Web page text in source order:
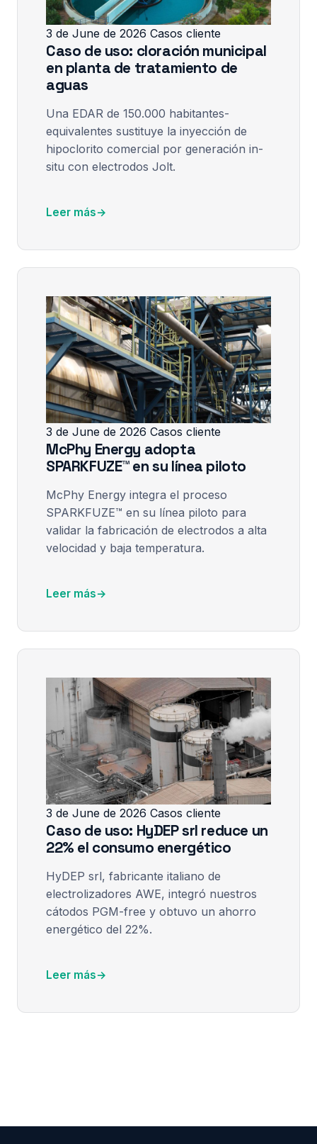
3 de June de 2026 Casos cliente
Caso de uso: cloración municipal
en planta de tratamiento de
aguas
Una EDAR de 150.000 habitantes-
equivalentes sustituye la inyección de
hipoclorito comercial por generación in-
situ con electrodos Jolt.
Leer más→
3 de June de 2026 Casos cliente
McPhy Energy adopta
SPARKFUZE™ en su línea piloto
McPhy Energy integra el proceso
SPARKFUZE™ en su línea piloto para
validar la fabricación de electrodos a alta
velocidad y baja temperatura.
Leer más→
3 de June de 2026 Casos cliente
Caso de uso: HyDEP srl reduce un
22% el consumo energético
HyDEP srl, fabricante italiano de
electrolizadores AWE, integró nuestros
cátodos PGM-free y obtuvo un ahorro
energético del 22%.
Leer más→